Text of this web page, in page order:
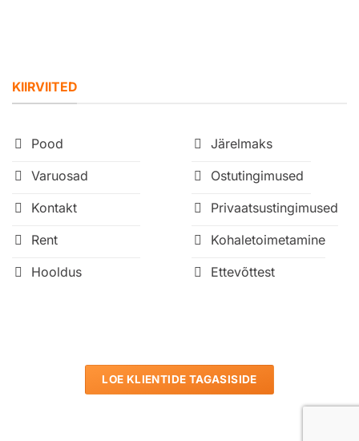
KIIRVIITED
Pood
Varuosad
Kontakt
Rent
Hooldus
Järelmaks
Ostutingimused
Privaatsustingimused
Kohaletoimetamine
Ettevõttest
LOE KLIENTIDE TAGASISIDE